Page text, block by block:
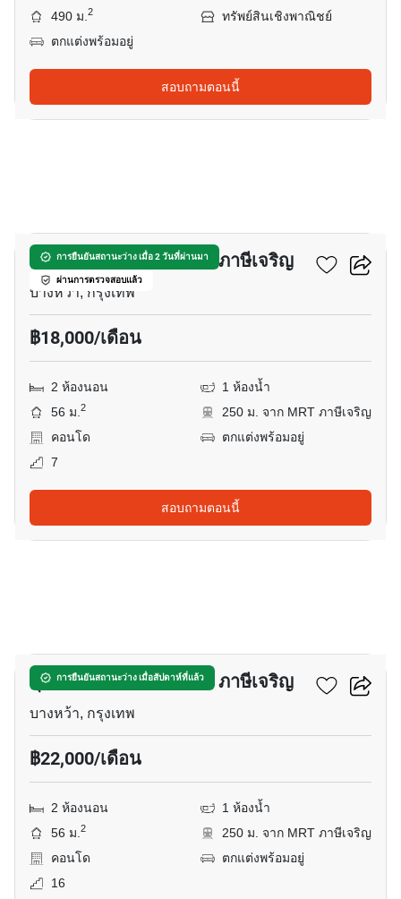
490 ม.2
ทรัพย์สินเชิงพาณิชย์
ตกแต่งพร้อมอยู่
สอบถามตอนนี้
การยืนยันสถานะว่าง เมื่อ 2 วันที่ผ่านมา
ผ่านการตรวจสอบแล้ว
ศุภาลัย เวอเรนด้า สถานี ภาษีเจริญ
บางหว้า, กรุงเทพ
฿18,000/เดือน
2 ห้องนอน
1 ห้องน้ำ
56 ม.2
250 ม. จาก MRT ภาษีเจริญ
คอนโด
ตกแต่งพร้อมอยู่
7
สอบถามตอนนี้
การยืนยันสถานะว่าง เมื่อสัปดาห์ที่แล้ว
ศุภาลัย เวอเรนด้า สถานี ภาษีเจริญ
บางหว้า, กรุงเทพ
฿22,000/เดือน
2 ห้องนอน
1 ห้องน้ำ
56 ม.2
250 ม. จาก MRT ภาษีเจริญ
คอนโด
ตกแต่งพร้อมอยู่
16